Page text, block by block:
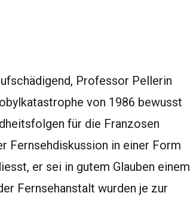
Professor Pellerin
von 1986 bewusst
für die Franzosen
Fernsehdiskussion in einer Form
er sei in gutem Glauben einem
Fernsehanstalt wurden je zur